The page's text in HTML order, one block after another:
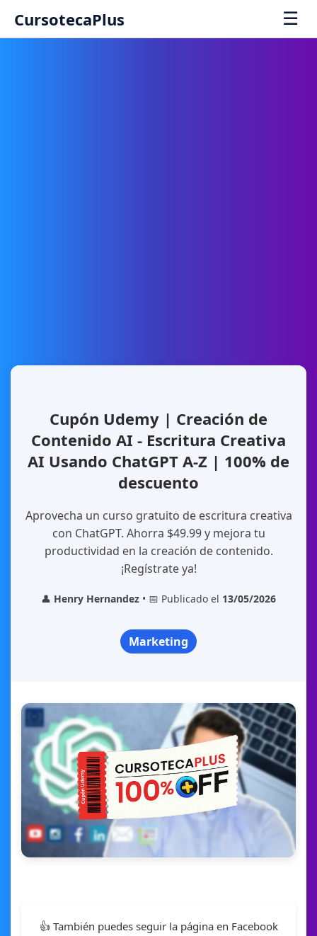
CursotecaPlus ☰
Cupón Udemy | Creación de
Contenido AI - Escritura Creativa
AI Usando ChatGPT A-Z | 100% de
descuento
Aprovecha un curso gratuito de escritura creativa
con ChatGPT. Ahorra $49.99 y mejora tu
productividad en la creación de contenido.
¡Regístrate ya!
👤 Henry Hernandez • 📅 Publicado el 13/05/2026
Marketing
👍 También puedes seguir la página en Facebook